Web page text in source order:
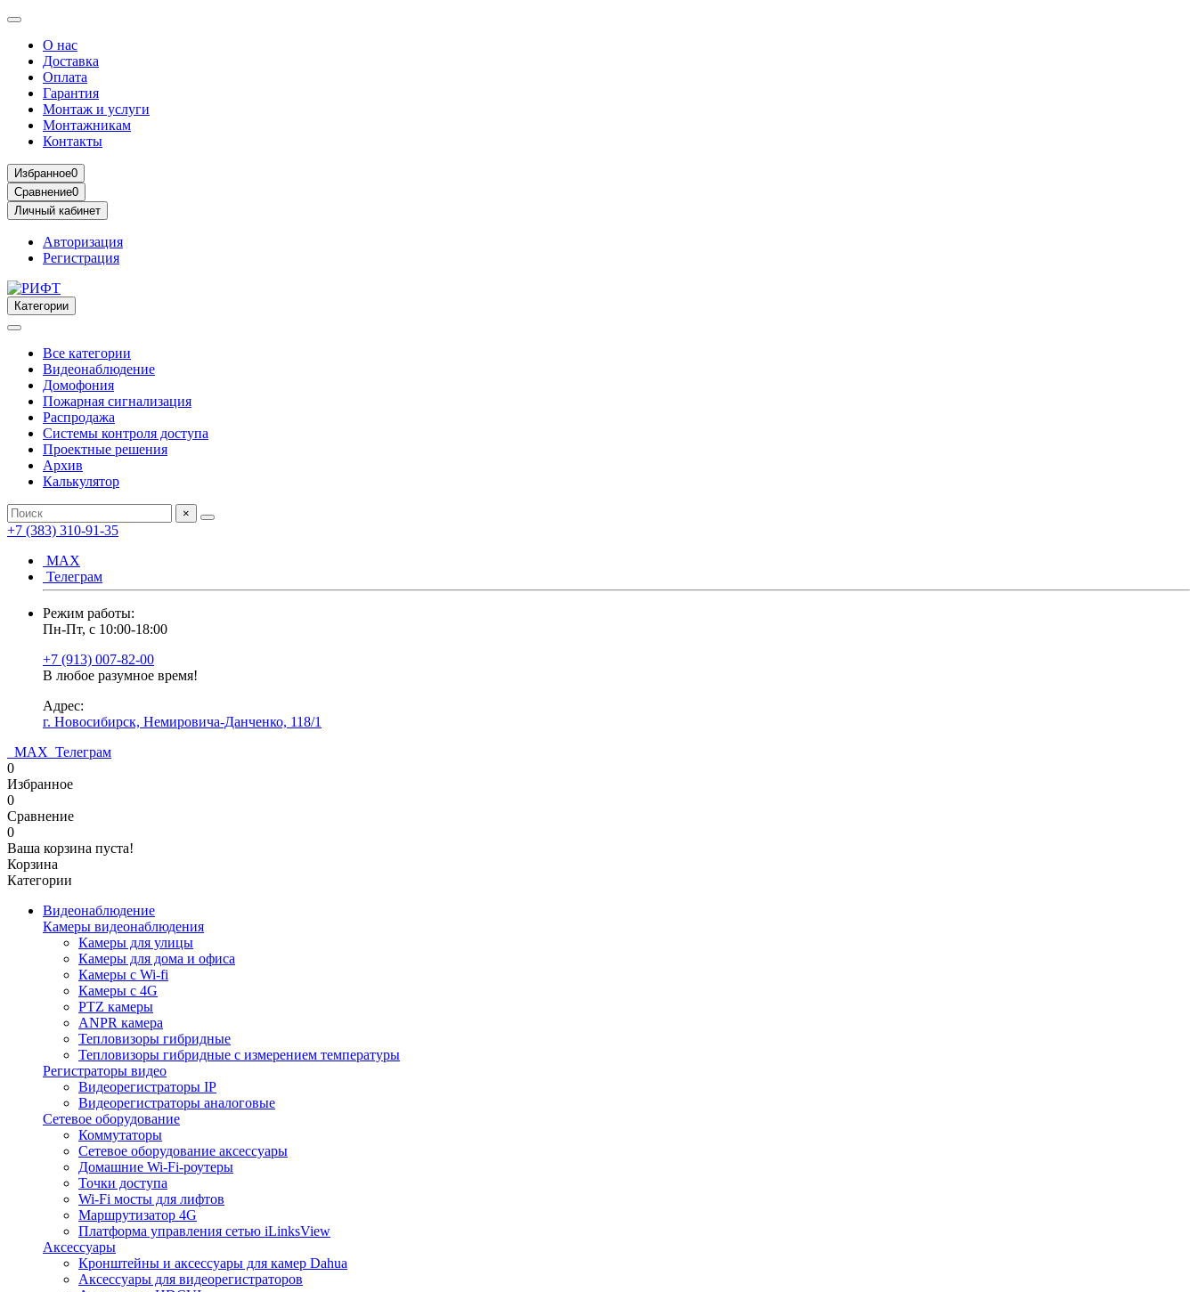
О нас
Доставка
Оплата
Гарантия
Монтаж и услуги
Монтажникам
Контакты
Избранное0
Сравнение0
Личный кабинет
Авторизация
Регистрация
Категории
Все категории
Видеонаблюдение
Домофония
Пожарная сигнализация
Распродажа
Системы контроля доступа
Проектные решения
Архив
Калькулятор
×
+7 (383) 310-91-35
МАХ
Телеграм
Режим работы:
Пн-Пт, с 10:00-18:00
+7 (913) 007-82-00
В любое разумное время!
Адрес:
г. Новосибирск, Немировича-Данченко, 118/1
МАХ Телеграм
0
Избранное
0
Сравнение
0
Ваша корзина пуста!
Корзина
Категории
Видеонаблюдение
Камеры видеонаблюдения
Камеры для улицы
Камеры для дома и офиса
Камеры с Wi-fi
Камеры с 4G
PTZ камеры
ANPR камера
Тепловизоры гибридные
Тепловизоры гибридные c измерением температуры
Регистраторы видео
Видеорегистраторы IP
Видеорегистраторы аналоговые
Сетевое оборудование
Коммутаторы
Сетевое оборудование аксессуары
Домашние Wi-Fi-роутеры
Точки доступа
Wi-Fi мосты для лифтов
Маршрутизатор 4G
Платформа управления сетью iLinksView
Аксессуары
Кронштейны и аксессуары для камер Dahua
Аксессуары для видеорегистраторов